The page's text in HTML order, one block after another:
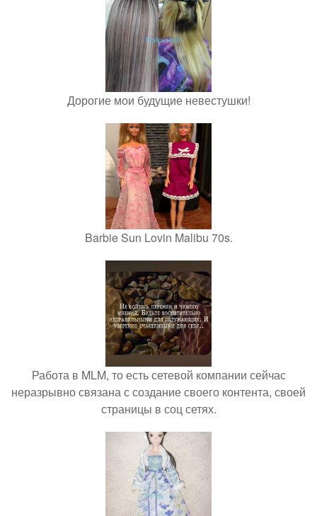
Дорогие мои будущие невестушки!
Barbie Sun Lovin Malibu 70s.
Работа в MLM, то есть сетевой компании сейчас
неразрывно связана с создание своего контента, своей
страницы в соц сетях.